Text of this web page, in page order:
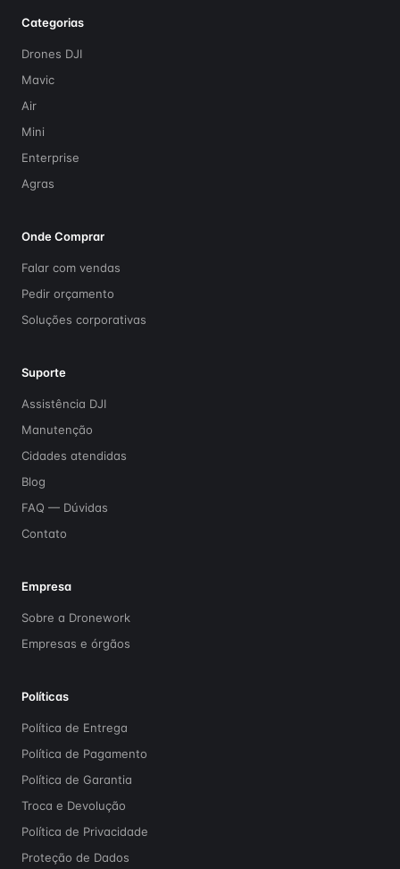
Categorias
Drones DJI
Mavic
Air
Mini
Enterprise
Agras
Onde Comprar
Falar com vendas
Pedir orçamento
Soluções corporativas
Suporte
Assistência DJI
Manutenção
Cidades atendidas
Blog
FAQ — Dúvidas
Contato
Empresa
Sobre a Dronework
Empresas e órgãos
Políticas
Política de Entrega
Política de Pagamento
Política de Garantia
Troca e Devolução
Política de Privacidade
Proteção de Dados